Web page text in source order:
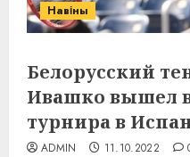
Навіны
Белорусский
Ивашко вышел
турнира в
ADMIN 11.10.2022